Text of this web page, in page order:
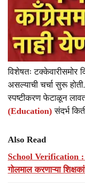
विशेषतः टक्केवारीसमोर
असल्याची चर्चा सुरू
स्पष्टीकरण फेटाळून
(Education) संदर्भ
Also Read
School Verification :
गोलमाल करणाऱ्या